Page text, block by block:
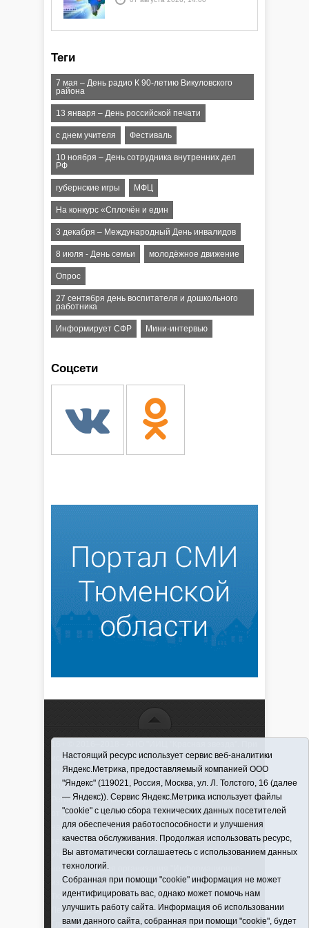
Теги
7 мая – День радио К 90-летию Викуловского
района
13 января – День российской печати
с днем учителя Фестиваль
10 ноября – День сотрудника внутренних дел
РФ
губернские игры МФЦ
На конкурс «Сплочён и един
3 декабря – Международный День инвалидов
8 июля - День семьи молодёжное движение
Опрос
27 сентября день воспитателя и дошкольного
работника
Информирует СФР Мини-интервью
Соцсети
использовании материалов ссылка обязательна
Информационная лента выходит при финансовой
поддержке правительства Тюменской области
Регистрационный номер СМИ ЭЛ № ФС 77-66066
от 10.06. 2016 г. выдано Федеральной службой по
надзору в сфере связи, информационных
технологий и массовых коммуникаций.
Учредитель (соучредители) Автономная
некоммерческая организация "Информационно-
издательский центр "Красная звезда"" (627570,
Тюменская обл., Викуловский р-н, с. Викулово, ул.
Ленина, д. 5).
Главный редактор Антюхова Светлана
Настоящий ресурс использует сервис веб-аналитики
Яндекс.Метрика, предоставляемый компанией ООО
"Яндекс" (119021, Россия, Москва, ул. Л. Толстого, 16 (далее
— Яндекс)). Сервис Яндекс.Метрика использует файлы
"cookie" с целью сбора технических данных посетителей
для обеспечения работоспособности и улучшения
качества обслуживания. Продолжая использовать ресурс,
Вы автоматически соглашаетесь с использованием данных
технологий.
Собранная при помощи "cookie" информация не может
идентифицировать вас, однако может помочь нам
улучшить работу сайта. Информация об использовании
вами данного сайта, собранная при помощи "cookie", будет